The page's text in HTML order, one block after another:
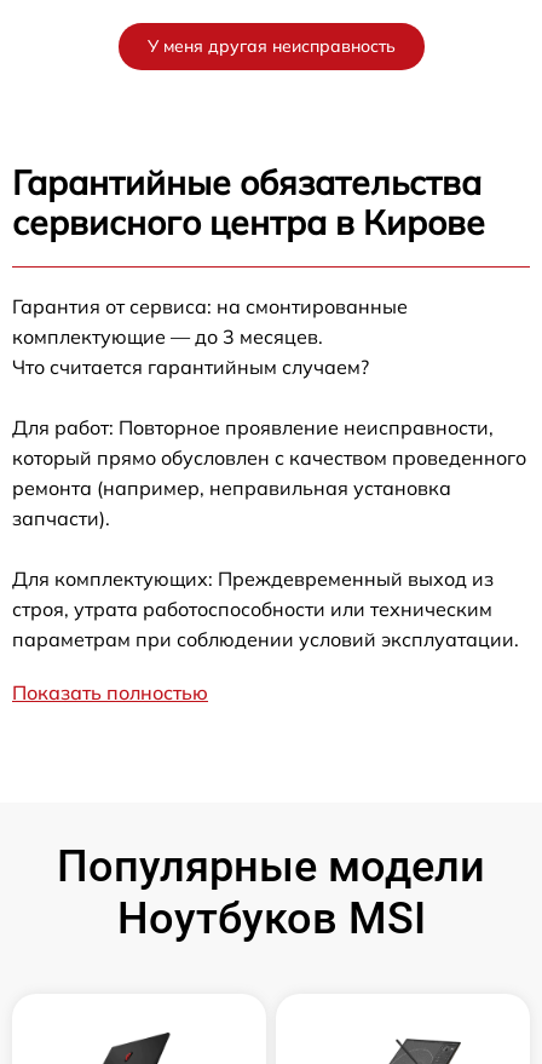
У меня другая неисправность
Гарантийные обязательства
сервисного центра в Кирове
Гарантия от сервиса: на смонтированные
комплектующие — до 3 месяцев.
Что считается гарантийным случаем?
Для работ: Повторное проявление неисправности,
который прямо обусловлен с качеством проведенного
ремонта (например, неправильная установка
запчасти).
Для комплектующих: Преждевременный выход из
строя, утрата работоспособности или техническим
параметрам при соблюдении условий эксплуатации.
Показать полностью
Популярные модели
Ноутбуков MSI